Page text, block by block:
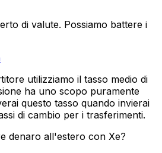
di valute. Possiamo battere i
utilizziamo il tasso medio di
ha uno scopo puramente
questo tasso quando invierai
di cambio per i trasferimenti.
denaro all'estero con Xe?